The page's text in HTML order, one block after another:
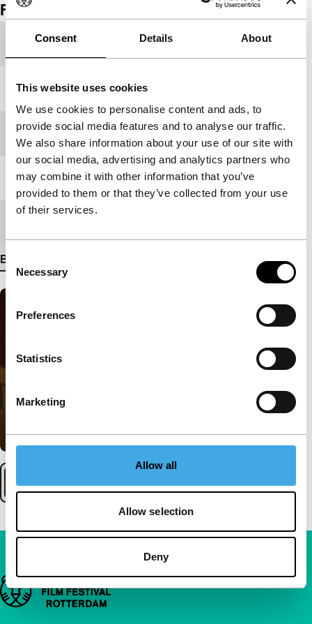
Consent Details About
This website uses cookies
We use cookies to personalise content and ads, to
provide social media features and to analyse our traffic.
We also share information about your use of our site with
our social media, advertising and analytics partners who
may combine it with other information that you’ve
provided to them or that they’ve collected from your use
of their services.
Consent
Selection
Necessary
Preferences
Statistics
Marketing
Allow all
Allow selection
Deny
Film details
Productieland Zuid-Korea
Jaar 2006
Festivaleditie IFFR 2007
Lengte 92'
Bekijk meer details
Belangrijke links